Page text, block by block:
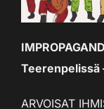
Teerenpelissä
ARVOISAT